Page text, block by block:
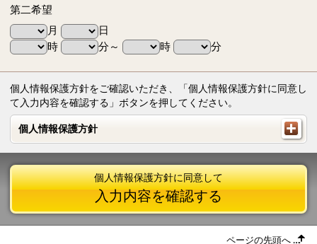
第二希望
月
日
時
分～ 時 分
個人情報保護方針をご確認いただき、「個人情報保護方針に同意し
て入力内容を確認する」ボタンを押してください。
個人情報保護方針
個人情報保護方針
個人情報保護方針に同意して
入力内容を確認する
ページの先頭へ